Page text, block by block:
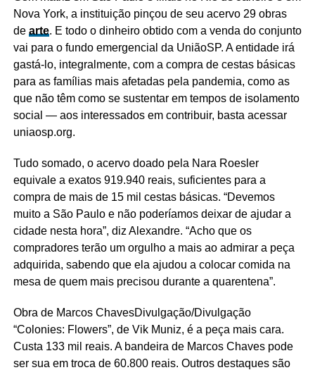
Nova York, a instituição pinçou de seu acervo 29 obras
de arte. E todo o dinheiro obtido com a venda do conjunto
vai para o fundo emergencial da UniãoSP. A entidade irá
gastá-lo, integralmente, com a compra de cestas básicas
para as famílias mais afetadas pela pandemia, como as
que não têm como se sustentar em tempos de isolamento
social — aos interessados em contribuir, basta acessar
uniaosp.org.
Tudo somado, o acervo doado pela Nara Roesler
equivale a exatos 919.940 reais, suficientes para a
compra de mais de 15 mil cestas básicas. “Devemos
muito a São Paulo e não poderíamos deixar de ajudar a
cidade nesta hora”, diz Alexandre. “Acho que os
compradores terão um orgulho a mais ao admirar a peça
adquirida, sabendo que ela ajudou a colocar comida na
mesa de quem mais precisou durante a quarentena”.
Obra de Marcos ChavesDivulgação/Divulgação
“Colonies: Flowers”, de Vik Muniz, é a peça mais cara.
Custa 133 mil reais. A bandeira de Marcos Chaves pode
ser sua em troca de 60.800 reais. Outros destaques são